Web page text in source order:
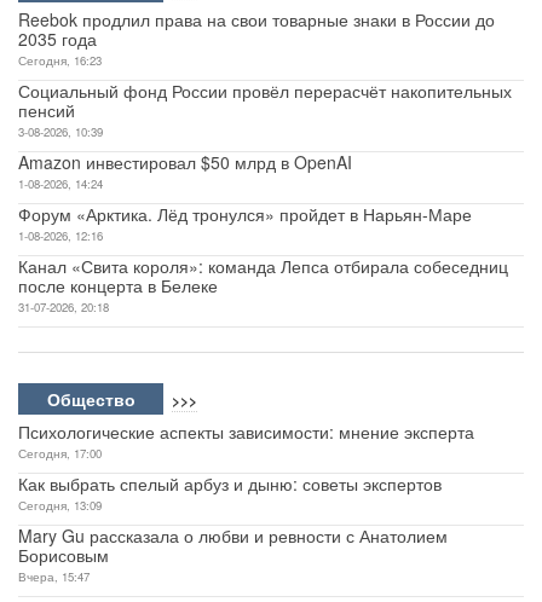
Reebok продлил права на свои товарные знаки в России до
2035 года
Сегодня, 16:23
Социальный фонд России провёл перерасчёт накопительных
пенсий
3-08-2026, 10:39
Amazon инвестировал $50 млрд в OpenAI
1-08-2026, 14:24
Форум «Арктика. Лёд тронулся» пройдет в Нарьян-Маре
1-08-2026, 12:16
Канал «Свита короля»: команда Лепса отбирала собеседниц
после концерта в Белеке
31-07-2026, 20:18
Общество >>>
Психологические аспекты зависимости: мнение эксперта
Сегодня, 17:00
Как выбрать спелый арбуз и дыню: советы экспертов
Сегодня, 13:09
Mary Gu рассказала о любви и ревности с Анатолием
Борисовым
Вчера, 15:47